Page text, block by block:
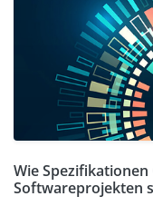
Wie Spezifikationen
Softwareprojekten